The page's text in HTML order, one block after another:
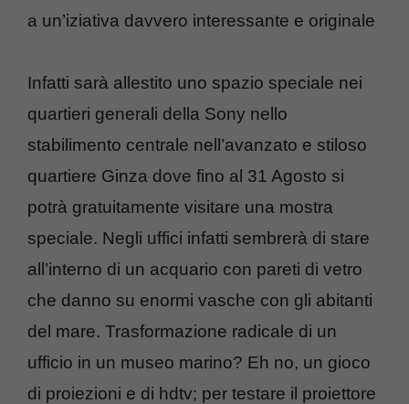
a un’iziativa davvero interessante e originale
Infatti sarà allestito uno spazio speciale nei
quartieri generali della Sony nello
stabilimento centrale nell’avanzato e stiloso
quartiere Ginza dove fino al 31 Agosto si
potrà gratuitamente visitare una mostra
speciale. Negli uffici infatti sembrerà di stare
all’interno di un acquario con pareti di vetro
che danno su enormi vasche con gli abitanti
del mare. Trasformazione radicale di un
ufficio in un museo marino? Eh no, un gioco
di proiezioni e di hdtv; per testare il proiettore